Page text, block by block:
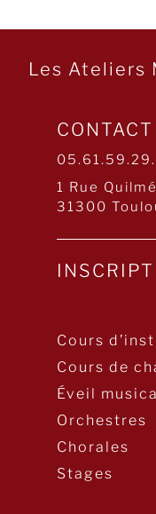
Les Ateliers
CONTACT
1 Rue
31300
Cours
Cours de
Éveil
Orchestres
Chorales
Stages